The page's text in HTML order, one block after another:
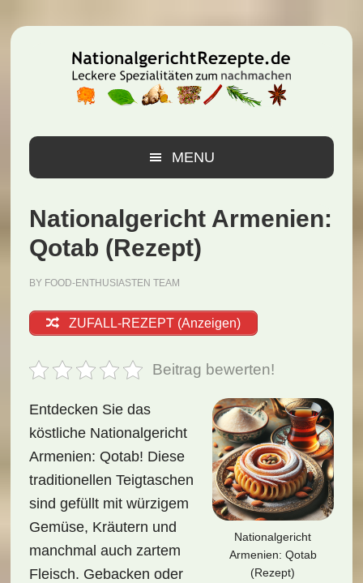
Hauptnavigation
Inhalt
Seitenspalte
MENU
Nationalgericht Armenien:
Qotab (Rezept)
BY FOOD-ENTHUSIASTEN TEAM
ZUFALL-REZEPT (Anzeigen)
Beitrag bewerten!
Nationalgericht
Armenien: Qotab
(Rezept)
Entdecken Sie das
köstliche Nationalgericht
Armenien: Qotab! Diese
traditionellen Teigtaschen
sind gefüllt mit würzigem
Gemüse, Kräutern und
manchmal auch zartem
Fleisch. Gebacken oder